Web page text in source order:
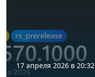
17 апреля 2026 в 20:32